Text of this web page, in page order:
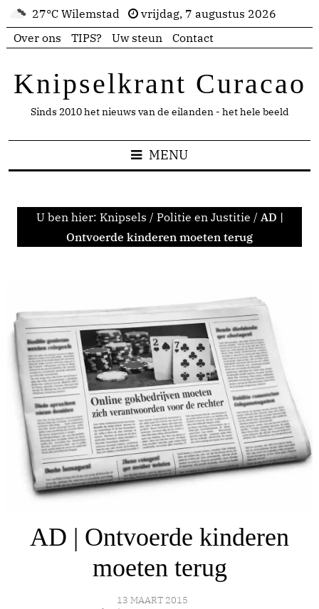
27°C Wilemstad
vrijdag, 7 augustus 2026
Over ons
TIPS? Uw steun Contact
Knipselkrant Curacao
Sinds 2010 het nieuws van de eilanden - het hele beeld
MENU
U ben hier: Knipsels / Politie en Justitie / AD |
Ontvoerde kinderen moeten terug
AD | Ontvoerde kinderen
moeten terug
13 MAART 2015